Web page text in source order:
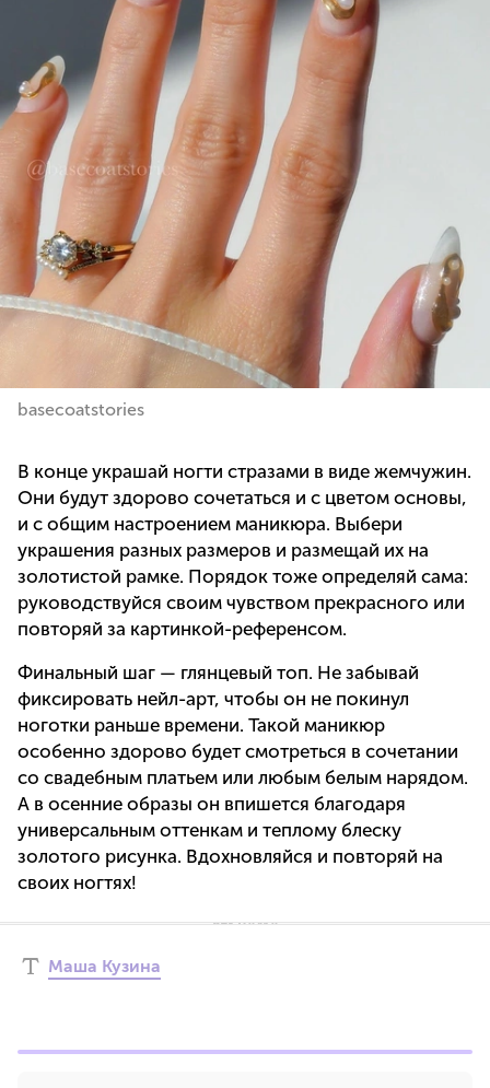
basecoatstories
В конце украшай ногти стразами в виде жемчужин.
Они будут здорово сочетаться и с цветом основы,
и с общим настроением маникюра. Выбери
украшения разных размеров и размещай их на
золотистой рамке. Порядок тоже определяй сама:
руководствуйся своим чувством прекрасного или
повторяй за картинкой-референсом.
Финальный шаг — глянцевый топ. Не забывай
фиксировать нейл-арт, чтобы он не покинул
ноготки раньше времени. Такой маникюр
особенно здорово будет смотреться в сочетании
со свадебным платьем или любым белым нарядом.
А в осенние образы он впишется благодаря
универсальным оттенкам и теплому блеску
золотого рисунка. Вдохновляйся и повторяй на
своих ногтях!
Маша Кузина